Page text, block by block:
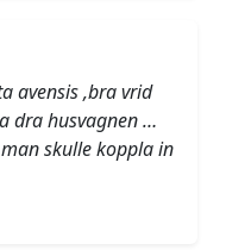
avensis ,bra vrid
dra husvagnen …
skulle koppla in